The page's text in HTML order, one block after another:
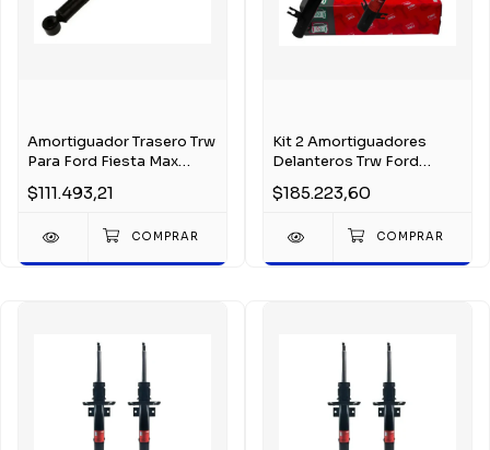
Amortiguador Trasero Trw
Para Ford Fiesta Max
$111.493,21
Kit 2 Amortiguadores
Delanteros Trw Ford
$185.223,60